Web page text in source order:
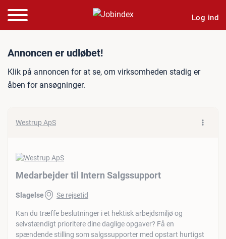
Log ind
Jobannonce:
Annoncen er udløbet!
Klik på annoncen for at se, om virksomheden stadig er
åben for ansøgninger.
Westrup ApS
Medarbejder til Intern Salgssupport
Slagelse Se rejsetid
Kan du træffe beslutninger i et hektisk arbejdsmiljø og
selvstændigt prioritere dine daglige opgaver? Få en
spændende stilling som salgssupporter med opstart hurtigst